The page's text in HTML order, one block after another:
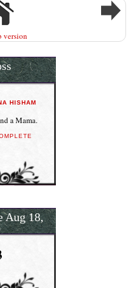
version
HISHAM
a Mama.
Aug 18,